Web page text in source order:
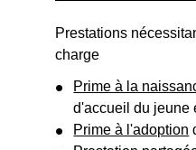
Prestations
charge
Prime à la
d'accueil du jeune
Prime à l'adoption